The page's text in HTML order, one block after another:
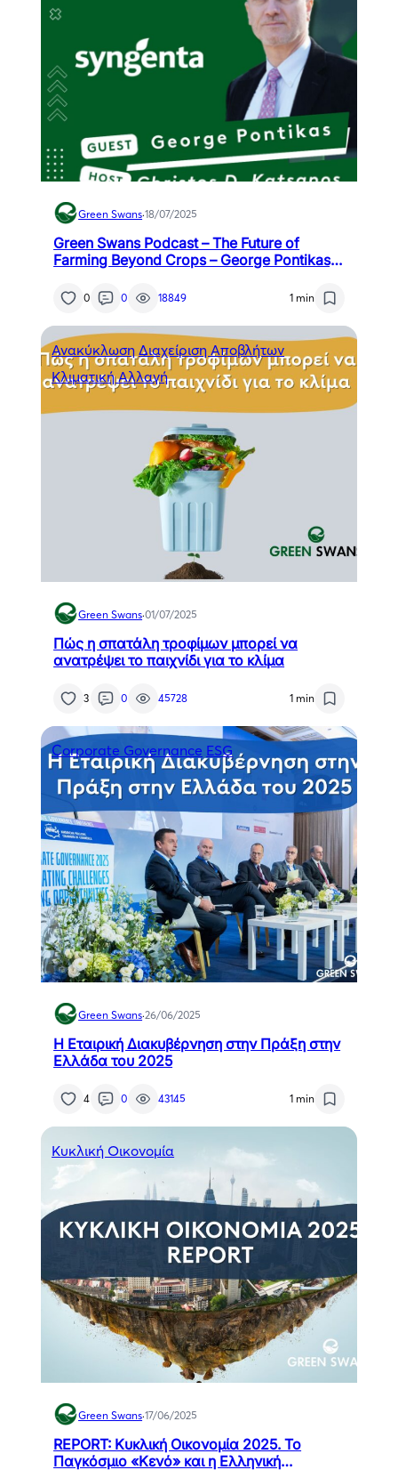
Green Swans·18/07/2025
Green Swans Podcast – The Future of
Farming Beyond Crops – George Pontikas,
0 0 18849 1 min
Ανακύκλωση Διαχείριση Αποβλήτων
Κλιματική Αλλαγή
Green Swans·01/07/2025
Πώς η σπατάλη τροφίμων μπορεί να
ανατρέψει το παιχνίδι για το κλίμα
3 0 45728 1 min
Corporate Governance ESG
Green Swans·26/06/2025
Η Εταιρική Διακυβέρνηση στην Πράξη στην
Ελλάδα του 2025
4 0 43145 1 min
Κυκλική Οικονομία
Green Swans·17/06/2025
REPORT: Κυκλική Οικονομία 2025. Το
Παγκόσμιο «Κενό» και η Ελληνική